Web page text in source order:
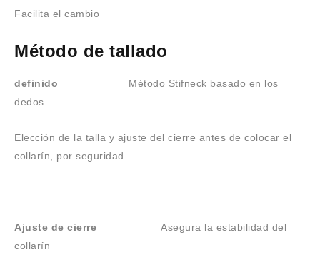
Facilita el cambio
Método de tallado
definido Método Stifneck basado en los
dedos
Elección de la talla y ajuste del cierre antes de colocar el
collarín, por seguridad
Ajuste de cierre Asegura la estabilidad del
collarín